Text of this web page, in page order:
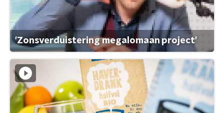
'Zonsverduistering megalomaan project'